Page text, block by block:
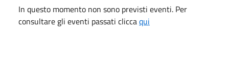
In questo momento non sono previsti eventi. Per
consultare gli eventi passati cliccaqui